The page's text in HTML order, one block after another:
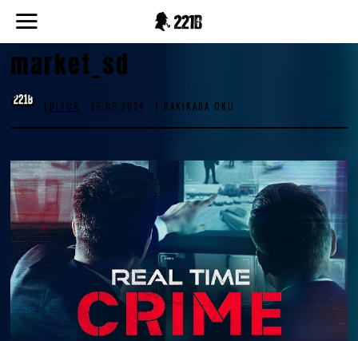
market_sd
EDITOR 25.05.2024 1 DAKIKADA OKU